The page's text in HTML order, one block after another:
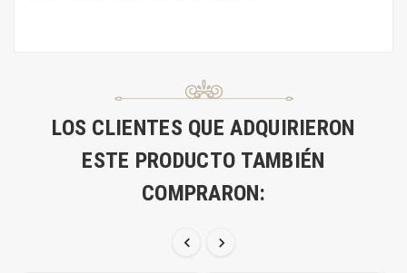
LOS CLIENTES QUE ADQUIRIERON
ESTE PRODUCTO TAMBIÉN
COMPRARON:
 